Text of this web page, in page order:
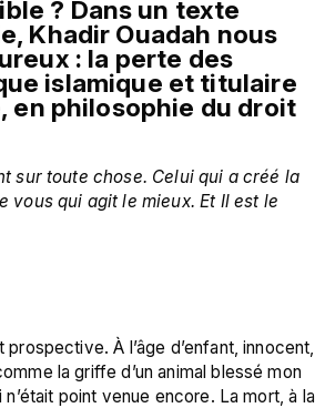
Khadir Ouadah nous
: la perte des
islamique et titulaire
en philosophie du droit
sur toute chose. Celui qui a créé la
vous qui agit le mieux. Et Il est le
À l’âge d’enfant, innocent,
la griffe d’un animal blessé mon
point venue encore. La mort, à la